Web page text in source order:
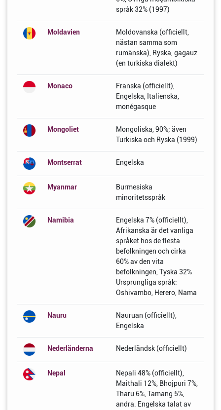
språk 32% (1997)
Moldavien
Moldovanska (officiellt,
nästan samma som
rumänska), Ryska, gagauz
(en turkiska dialekt)
Monaco
Franska (officiellt),
Engelska, Italienska,
monégasque
Mongoliet
Mongoliska, 90%; även
Turkiska och Ryska (1999)
Montserrat Engelska
Myanmar
Burmesiska
minoritetsspråk
Namibia
Engelska 7% (officiellt),
Afrikanska är det vanliga
språket hos de flesta
befolkningen och cirka
60% av den vita
befolkningen, Tyska 32%
Ursprungliga språk:
Oshivambo, Herero, Nama
Nauru
Nauruan (officiellt),
Engelska
Nederländerna Nederländsk (officiellt)
Nepal
Nepali 48% (officiellt),
Maithali 12%, Bhojpuri 7%,
Tharu 6%, Tamang 5%,
andra. Engelska talat av